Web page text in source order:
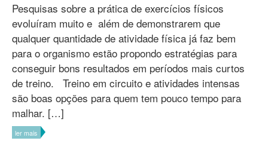
Pesquisas sobre a prática de exercícios físicos
evoluíram muito e além de demonstrarem que
qualquer quantidade de atividade física já faz bem
para o organismo estão propondo estratégias para
conseguir bons resultados em períodos mais curtos
de treino. Treino em circuito e atividades intensas
são boas opções para quem tem pouco tempo para
malhar. […]
ler mais